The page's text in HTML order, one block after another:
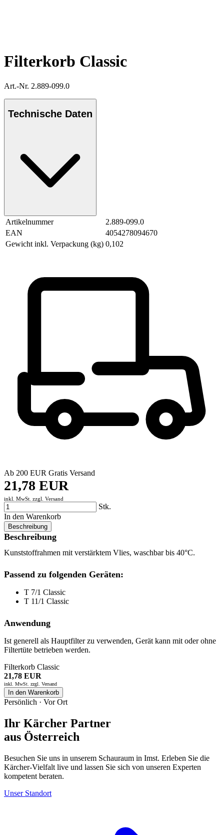
Filterkorb Classic
Art.-Nr. 2.889-099.0
Technische Daten
Artikelnummer
2.889-099.0
EAN
4054278094670
Gewicht inkl. Verpackung (kg) 0,102
Ab 200 EUR Gratis Versand
21,78 EUR
inkl. MwSt. zzgl. Versand
Stk.
In den Warenkorb
Beschreibung
Beschreibung
Kunststoffrahmen mit verstärktem Vlies, waschbar bis 40°C.
Passend zu folgenden Geräten:
T 7/1 Classic
T 11/1 Classic
Anwendung
Ist generell als Hauptfilter zu verwenden, Gerät kann mit oder ohne
Filtertüte betrieben werden.
Filterkorb Classic
21,78 EUR
inkl. MwSt. zzgl. Versand
In den Warenkorb
Persönlich · Vor Ort
Ihr Kärcher Partner
aus Österreich
Besuchen Sie uns in unserem Schauraum in Imst. Erleben Sie die
Kärcher-Vielfalt live und lassen Sie sich von unseren Experten
kompetent beraten.
Unser Standort